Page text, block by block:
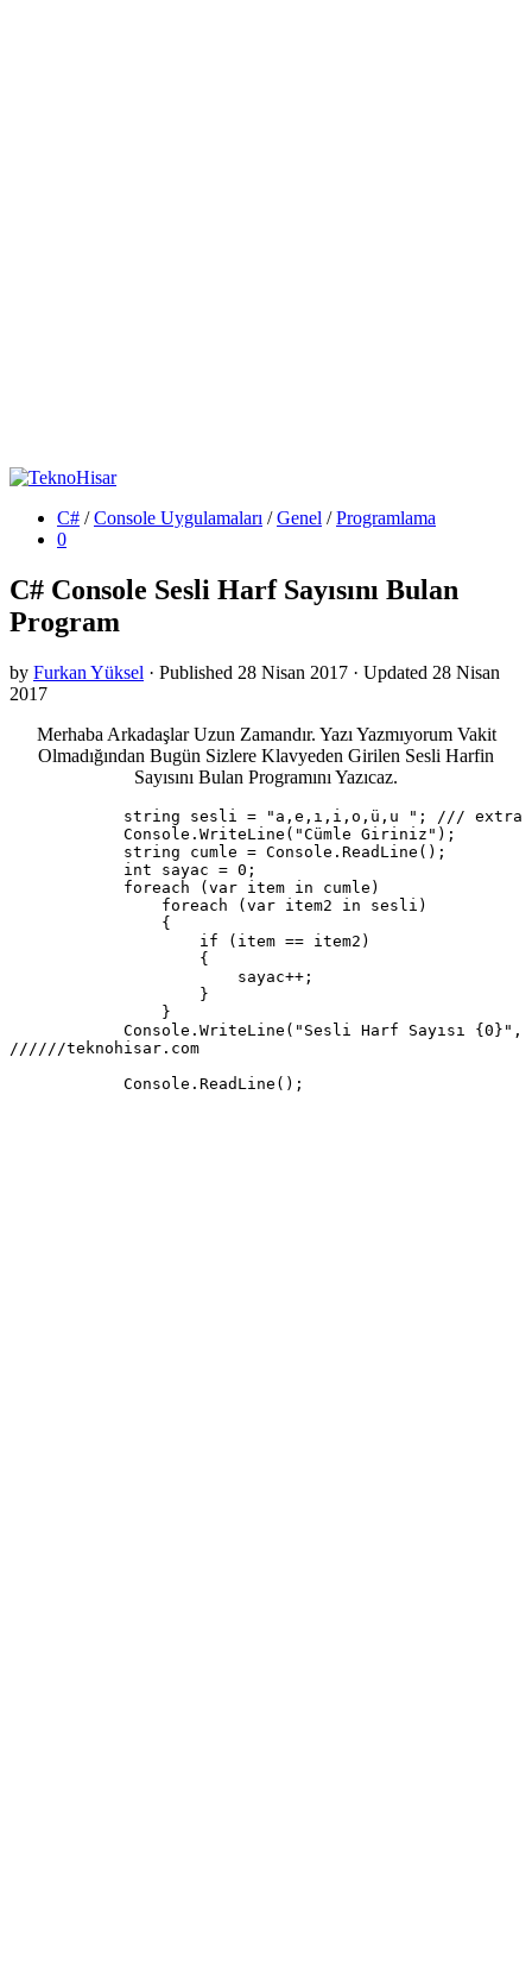
C# / Console Uygulamaları / Genel / Programlama
0
C# Console Sesli Harf Sayısını Bulan
Program
by Furkan Yüksel · Published 28 Nisan 2017 · Updated 28 Nisan
2017
Merhaba Arkadaşlar Uzun Zamandır. Yazı Yazmıyorum Vakit
Olmadığından Bugün Sizlere Klavyeden Girilen Sesli Harfin
Sayısını Bulan Programını Yazıcaz.
string sesli = "a,e,ı,i,o,ü,u "; /// extra
            Console.WriteLine("Cümle Giriniz");
            string cumle = Console.ReadLine();
            int sayac = 0;
            foreach (var item in cumle)
                foreach (var item2 in sesli)
                {
                    if (item == item2)
                    {
                        sayac++;
                    }
                }
Console.WriteLine("Sesli Harf Sayısı {0}",
//////teknohisar.com
            Console.ReadLine();